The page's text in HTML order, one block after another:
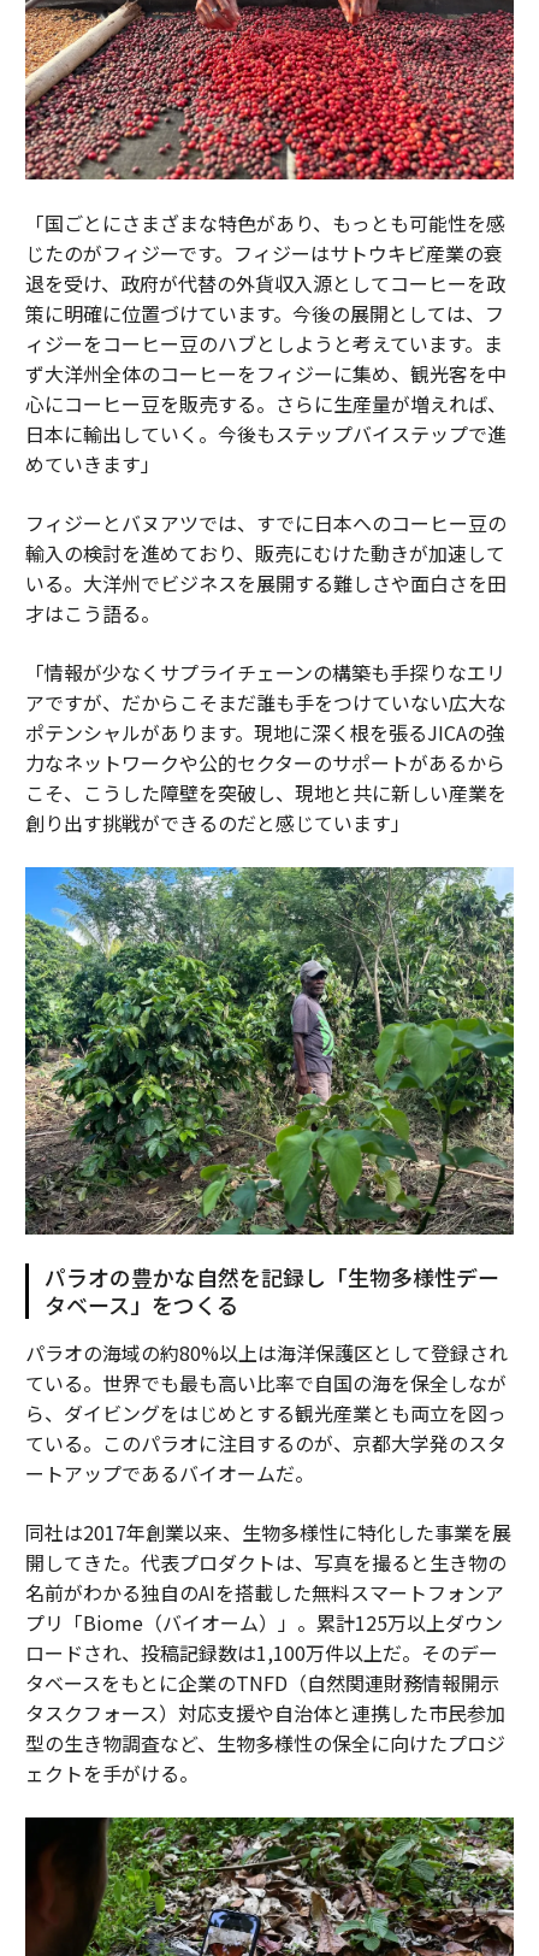
「国ごとにさまざまな特色があり、もっとも可能性を感
じたのがフィジーです。フィジーはサトウキビ産業の衰
退を受け、政府が代替の外貨収入源としてコーヒーを政
策に明確に位置づけています。今後の展開としては、フ
ィジーをコーヒー豆のハブとしようと考えています。ま
ず大洋州全体のコーヒーをフィジーに集め、観光客を中
心にコーヒー豆を販売する。さらに生産量が増えれば、
日本に輸出していく。今後もステップバイステップで進
めていきます」
フィジーとバヌアツでは、すでに日本へのコーヒー豆の
輸入の検討を進めており、販売にむけた動きが加速して
いる。大洋州でビジネスを展開する難しさや面白さを田
才はこう語る。
「情報が少なくサプライチェーンの構築も手探りなエリ
アですが、だからこそまだ誰も手をつけていない広大な
ポテンシャルがあります。現地に深く根を張るJICAの強
力なネットワークや公的セクターのサポートがあるから
こそ、こうした障壁を突破し、現地と共に新しい産業を
創り出す挑戦ができるのだと感じています」
パラオの豊かな自然を記録し「生物多様性デー
タベース」をつくる
パラオの海域の約80%以上は海洋保護区として登録され
ている。世界でも最も高い比率で自国の海を保全しなが
ら、ダイビングをはじめとする観光産業とも両立を図っ
ている。このパラオに注目するのが、京都大学発のスタ
ートアップであるバイオームだ。
同社は2017年創業以来、生物多様性に特化した事業を展
開してきた。代表プロダクトは、写真を撮ると生き物の
名前がわかる独自のAIを搭載した無料スマートフォンア
プリ「Biome（バイオーム）」。累計125万以上ダウン
ロードされ、投稿記録数は1,100万件以上だ。そのデー
タベースをもとに企業のTNFD（自然関連財務情報開示
タスクフォース）対応支援や自治体と連携した市民参加
型の生き物調査など、生物多様性の保全に向けたプロジ
ェクトを手がける。